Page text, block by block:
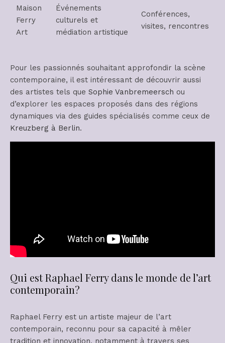
Maison
Ferry
Art
Événements
culturels et
médiation artistique
Conférences,
visites, rencontres
Pour les passionnés souhaitant approfondir la scène
contemporaine, il est intéressant de découvrir aussi
des artistes tels que Sophie Vanbremeersch ou
d’explorer les espaces proposés dans des régions
dynamiques via des guides spécialisés comme ceux de
Kreuzberg à Berlin.
Qui est Raphael Ferry dans le monde de l’art
contemporain?
Raphael Ferry est un artiste majeur de l’art
contemporain, reconnu pour sa capacité à mêler
tradition et innovation, notamment à travers ses